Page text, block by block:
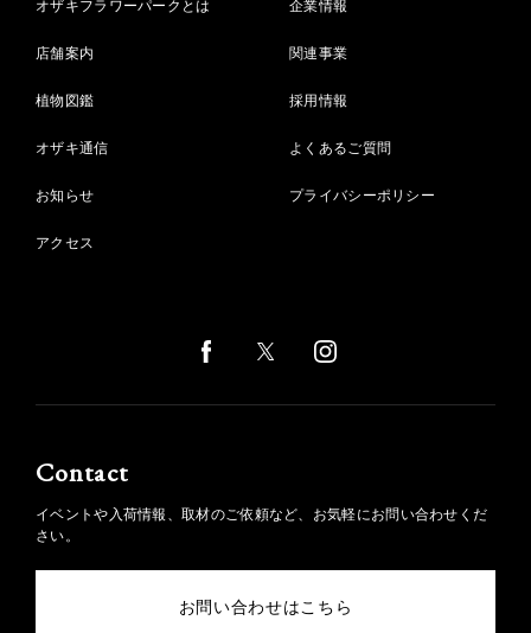
オザキフラワーパークとは
店舗案内
植物図鑑
オザキ通信
お知らせ
アクセス
企業情報
関連事業
採用情報
よくあるご質問
プライバシーポリシー
Contact
イベントや入荷情報、取材のご依頼など、お気軽にお問い合わせくだ
さい。
お問い合わせはこちら